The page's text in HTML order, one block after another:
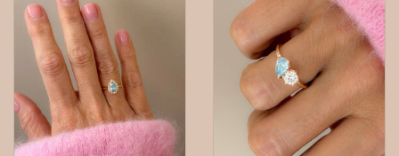
Armbanden
Extra
Nose & Paw collectie